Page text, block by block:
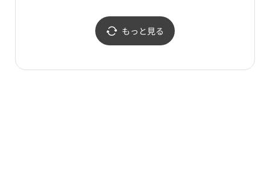
책로 및 대풍감（울릉도,
독도 국가지질공원））
もっと見る